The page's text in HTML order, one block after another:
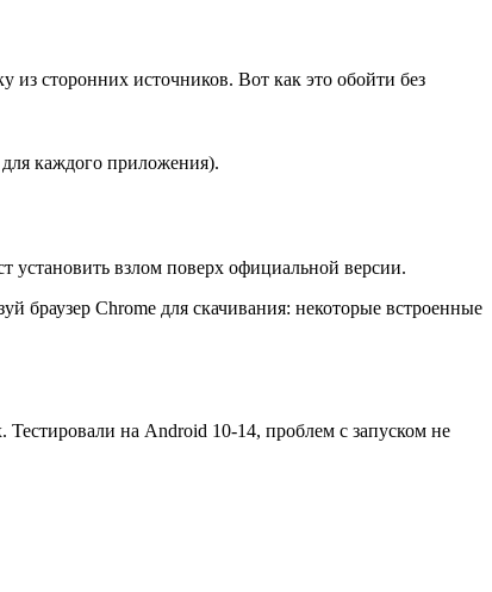
сторонних источников. Вот как это обойти без
для каждого приложения).
установить взлом поверх официальной версии.
браузер Chrome для скачивания: некоторые встроенные
на Android 10-14, проблем с запуском не